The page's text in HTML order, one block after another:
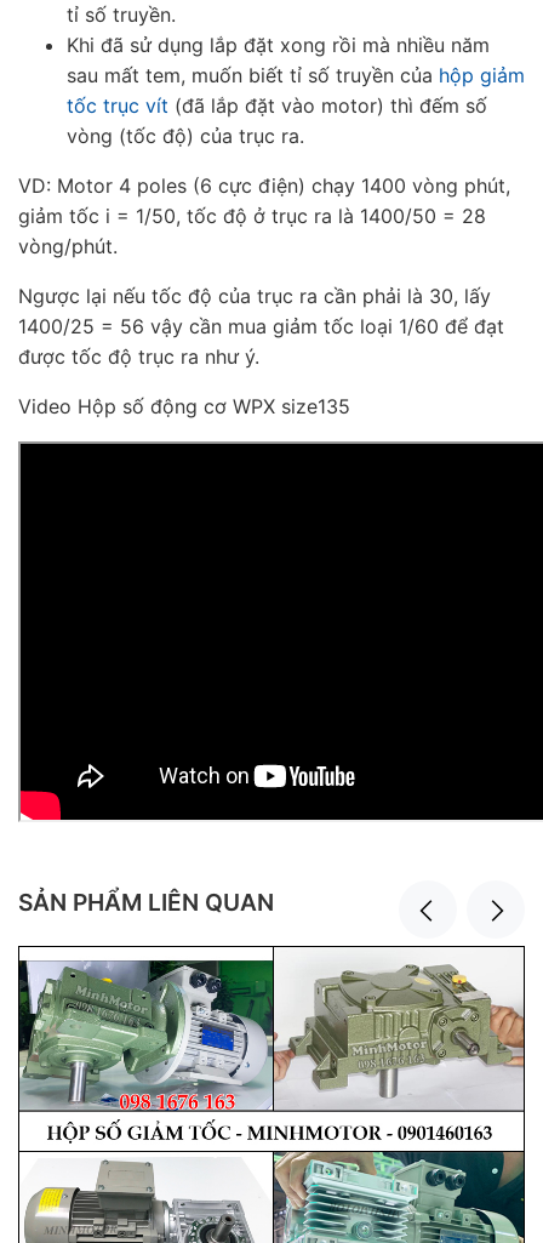
tỉ số truyền.
Khi đã sử dụng lắp đặt xong rồi mà nhiều năm
sau mất tem, muốn biết tỉ số truyền của hộp giảm
tốc trục vít (đã lắp đặt vào motor) thì đếm số
vòng (tốc độ) của trục ra.
VD: Motor 4 poles (6 cực điện) chạy 1400 vòng phút,
giảm tốc i = 1/50, tốc độ ở trục ra là 1400/50 = 28
vòng/phút.
Ngược lại nếu tốc độ của trục ra cần phải là 30, lấy
1400/25 = 56 vậy cần mua giảm tốc loại 1/60 để đạt
được tốc độ trục ra như ý.
Video Hộp số động cơ WPX size135
SẢN PHẨM LIÊN QUAN